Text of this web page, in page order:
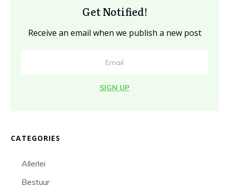
Get Notified!
Receive an email when we publish a new post
SIGN UP
CATEGORIES
Allerlei
Bestuur